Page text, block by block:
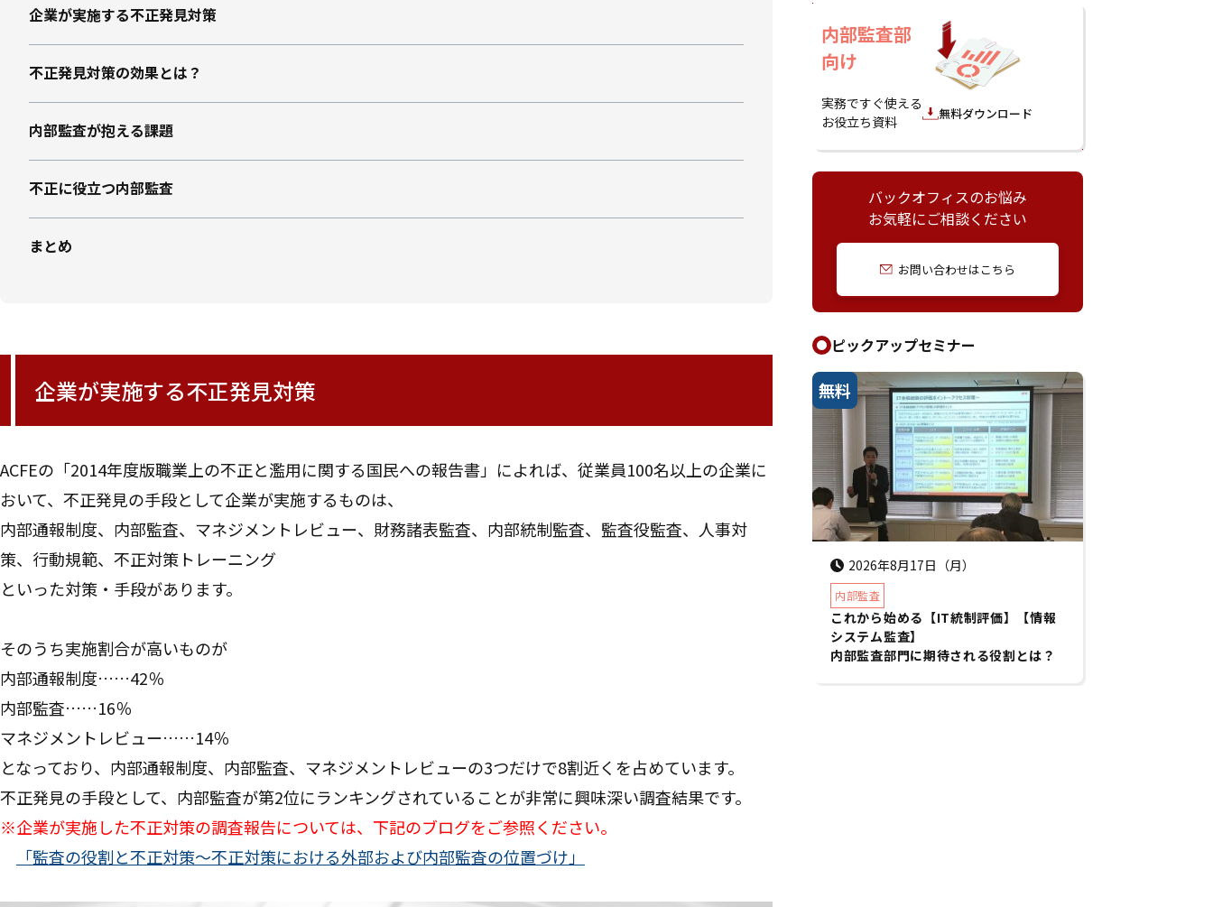
企業が実施する不正発見対策
不正発見対策の効果とは？
内部監査が抱える課題
不正に役立つ内部監査
まとめ
企業が実施する不正発見対策
ACFEの「2014年度版職業上の不正と濫用に関する国民への報告書」によれば、従業員100名以上の企業に
おいて、不正発見の手段として企業が実施するものは、
内部通報制度、内部監査、マネジメントレビュー、財務諸表監査、内部統制監査、監査役監査、人事対
策、行動規範、不正対策トレーニング
といった対策・手段があります。
そのうち実施割合が高いものが
内部通報制度……42％
内部監査……16％
マネジメントレビュー……14％
となっており、内部通報制度、内部監査、マネジメントレビューの3つだけで8割近くを占めています。
不正発見の手段として、内部監査が第2位にランキングされていることが非常に興味深い調査結果です。
※企業が実施した不正対策の調査報告については、下記のブログをご参照ください。
「監査の役割と不正対策～不正対策における外部および内部監査の位置づけ」
内部監査部
向け
実務ですぐ使える
お役立ち資料
無料ダウンロード
バックオフィスのお悩み
お気軽にご相談ください
お問い合わせはこちら
ピックアップセミナー
無料
2026年8月17日（月）
内部監査
これから始める【IT統制評価】【情報
システム監査】
内部監査部門に期待される役割とは？